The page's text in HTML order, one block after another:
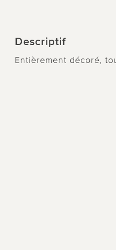
Descriptif
Entièrement décoré,